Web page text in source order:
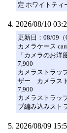
定 ホワイトティ
2026/08/10
更新日：08/09（
カメラケース
「カメラのお
7,900
カメラストラ
ザー カメラス
7,900
カメラストラ
プ編み込みスト
2026/08/09